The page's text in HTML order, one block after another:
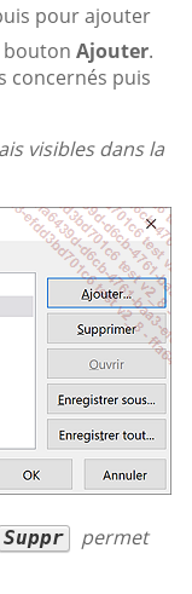
pour ajouter
bouton Ajouter.
concernés puis
visibles dans la
Suppr
permet